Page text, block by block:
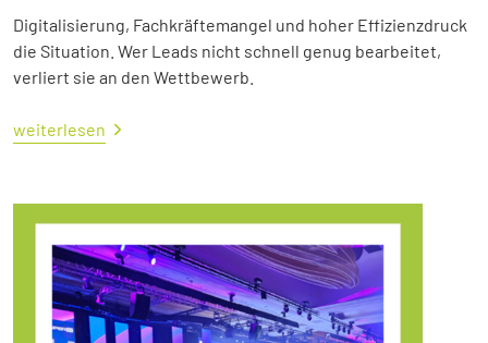
Digitalisierung, Fachkräftemangel und hoher Effizienzdruck
die Situation. Wer Leads nicht schnell genug bearbeitet,
verliert sie an den Wettbewerb.
weiterlesen